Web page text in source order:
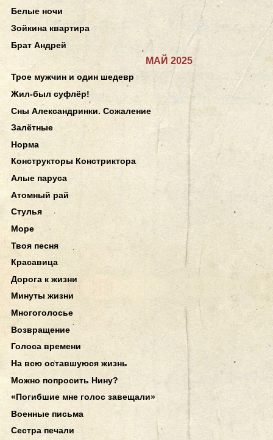
Белые ночи
Зойкина квартира
Брат Андрей
МАЙ 2025
Трое мужчин и один шедевр
Жил-был суфлёр!
Сны Александринки. Сожаление
Залётные
Норма
Конструкторы Констриктора
Алые паруса
Атомный рай
Стулья
Море
Твоя песня
Красавица
Дорога к жизни
Минуты жизни
Многоголосье
Возвращение
Голоса времени
На всю оставшуюся жизнь
Можно попросить Нину?
«Погибшие мне голос завещали»
Военные письма
Сестра печали